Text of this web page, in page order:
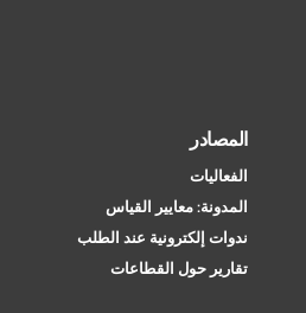
المصادر
الفعاليات
المدونة: معايير القياس
ندوات إلكترونية عند الطلب
تقارير حول القطاعات